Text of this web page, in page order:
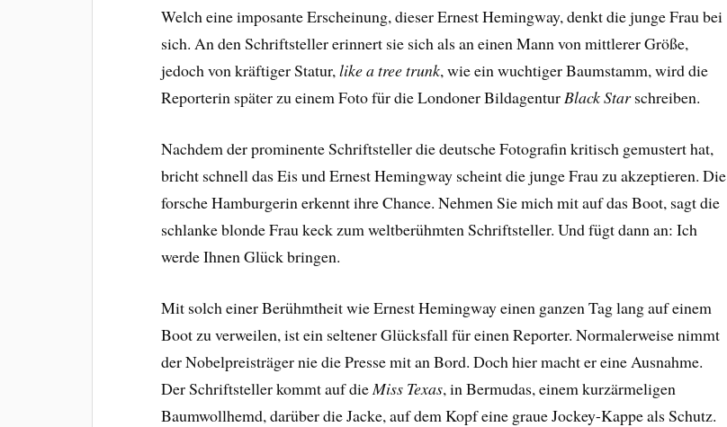
Welch eine imposante Erscheinung, dieser Ernest Hemingway, denkt die junge Frau bei
sich. An den Schriftsteller erinnert sie sich als an einen Mann von mittlerer Größe,
jedoch von kräftiger Statur,like a tree trunk, wie ein wuchtiger Baumstamm, wird die
Reporterin später zu einem Foto für die Londoner BildagenturBlack Starschreiben.
Nachdem der prominente Schriftsteller die deutsche Fotografin kritisch gemustert hat,
bricht schnell das Eis und Ernest Hemingway scheint die junge Frau zu akzeptieren. Die
forsche Hamburgerin erkennt ihre Chance. Nehmen Sie mich mit auf das Boot, sagt die
schlanke blonde Frau keck zum weltberühmten Schriftsteller. Und fügt dann an: Ich
werde Ihnen Glück bringen.
Mit solch einer Berühmtheit wie Ernest Hemingway einen ganzen Tag lang auf einem
Boot zu verweilen, ist ein seltener Glücksfall für einen Reporter. Normalerweise nimmt
der Nobelpreisträger nie die Presse mit an Bord. Doch hier macht er eine Ausnahme.
Der Schriftsteller kommt auf die Miss Texas, in Bermudas, einem kurzärmeligen
Baumwollhemd, darüber die Jacke, auf dem Kopf eine graue Jockey-Kappe als Schutz.